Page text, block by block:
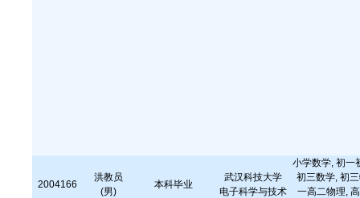
2004166
洪教员
(男)
本科毕业
武汉科技大学
电子科学与技术
小学数学, 初一
初三数学, 初
一高二物理,